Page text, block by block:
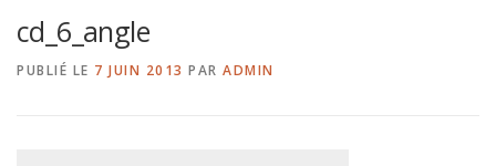
CONTACT
cd_6_angle
PUBLIÉ LE 7 JUIN 2013 PAR ADMIN